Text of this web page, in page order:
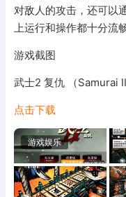
安全防御
系统下载
系统工具
对敌人的攻击，还可以
上运行和操作都十分流畅
游戏截图
武士2 复仇 （Samurai
点击下载
游戏娱乐